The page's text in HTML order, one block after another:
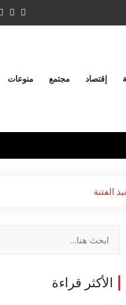
إقتصاد مجتمع منوعات
الفتنة
الأكثر قراءة